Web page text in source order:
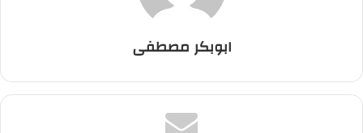
ابوبكر مصطفى